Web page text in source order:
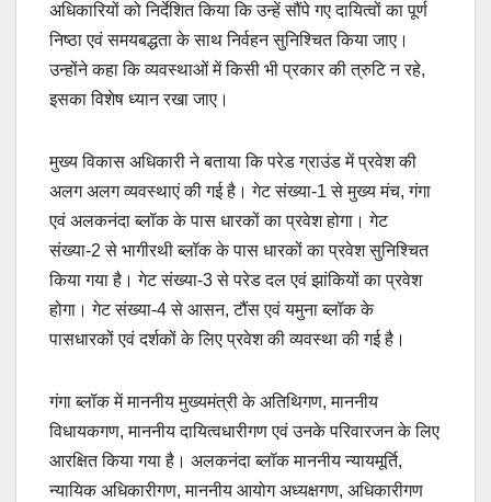
अधिकारियों को निर्देशित किया कि उन्हें सौंपे गए दायित्वों का पूर्ण
निष्ठा एवं समयबद्धता के साथ निर्वहन सुनिश्चित किया जाए।
उन्होंने कहा कि व्यवस्थाओं में किसी भी प्रकार की त्रुटि न रहे,
इसका विशेष ध्यान रखा जाए।
मुख्य विकास अधिकारी ने बताया कि परेड ग्राउंड में प्रवेश की
अलग अलग व्यवस्थाएं की गई है। गेट संख्या-1 से मुख्य मंच, गंगा
एवं अलकनंदा ब्लॉक के पास धारकों का प्रवेश होगा। गेट
संख्या-2 से भागीरथी ब्लॉक के पास धारकों का प्रवेश सुनिश्चित
किया गया है। गेट संख्या-3 से परेड दल एवं झांकियों का प्रवेश
होगा। गेट संख्या-4 से आसन, टौंस एवं यमुना ब्लॉक के
पासधारकों एवं दर्शकों के लिए प्रवेश की व्यवस्था की गई है।
गंगा ब्लॉक में माननीय मुख्यमंत्री के अतिथिगण, माननीय
विधायकगण, माननीय दायित्वधारीगण एवं उनके परिवारजन के लिए
आरक्षित किया गया है। अलकनंदा ब्लॉक माननीय न्यायमूर्ति,
न्यायिक अधिकारीगण, माननीय आयोग अध्यक्षगण, अधिकारीगण